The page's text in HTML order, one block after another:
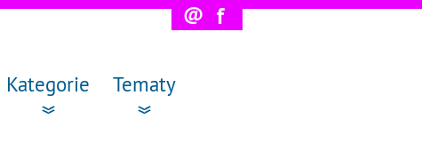
@ f
Kategorie Tematy